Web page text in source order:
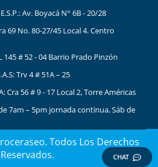
Av. Boyacá N° 6B - 20/28
69 No. 80-27/45 Local 4. Centro
145 # 52 - 04 Barrio Prado Pinzón
Trv 4 # 51A – 25
Cra 56 # 9 - 17 Local 2, Torre Américas
7am – 5pm jornada continua, Sáb de
Todos Los Derechos
Reservados.
CHAT